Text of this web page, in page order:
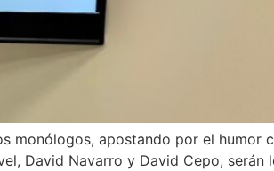
apostando por el humor
David Navarro y David Cepo, serán